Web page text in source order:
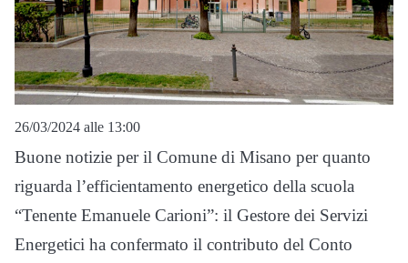
26/03/2024 alle 13:00
Buone notizie per il Comune di Misano per quanto
riguarda l’efficientamento energetico della scuola
“Tenente Emanuele Carioni”: il Gestore dei Servizi
Energetici ha confermato il contributo del Conto